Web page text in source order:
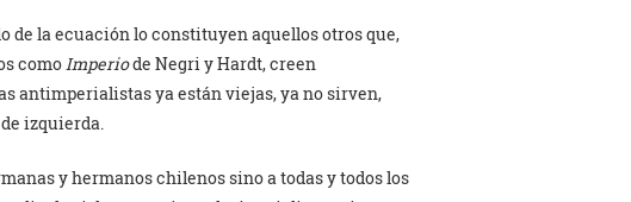
de la ecuación lo constituyen aquellos otros que,
como Imperiode Negri y Hardt, creen
antimperialistas ya están viejas, ya no sirven,
izquierda.
y hermanos chilenos sino a todas y todos los